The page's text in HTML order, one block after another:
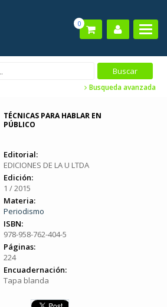
0
Busqueda avanzada
TÉCNICAS PARA HABLAR EN
PÚBLICO
Editorial:
EDICIONES DE LA U LTDA
Edición:
1 / 2015
Materia:
Periodismo
ISBN:
978-958-762-404-5
Páginas:
224
Encuadernación:
Tapa blanda